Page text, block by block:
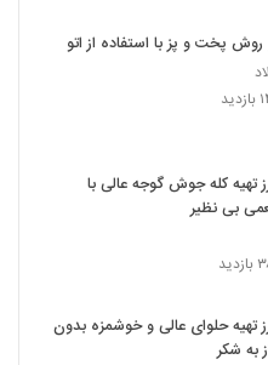
پخت و پز با استفاده از اتو
تهیه کله جوش گوجه عالی با
بی نظیر
تهیه حلوای عالی و خوشمزه بدون
به شکر